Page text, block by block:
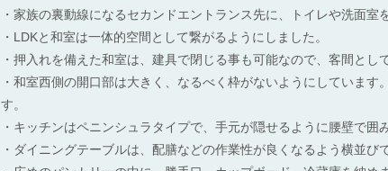
・家族の裏動線になるセカンドエントランス先に、トイレや洗面室
・LDKと和室は一体的空間として繋がるようにしました。
・押入れを備えた和室は、建具で閉じる事も可能なので、客間とし
・和室西側の開口部は大きく、なるべく枠がないようにしていま
す。
・キッチンはペニンシュラタイプで、手元が隠せるように腰壁で囲
・ダイニングテーブルは、配膳などの作業性が良くなるよう横並び